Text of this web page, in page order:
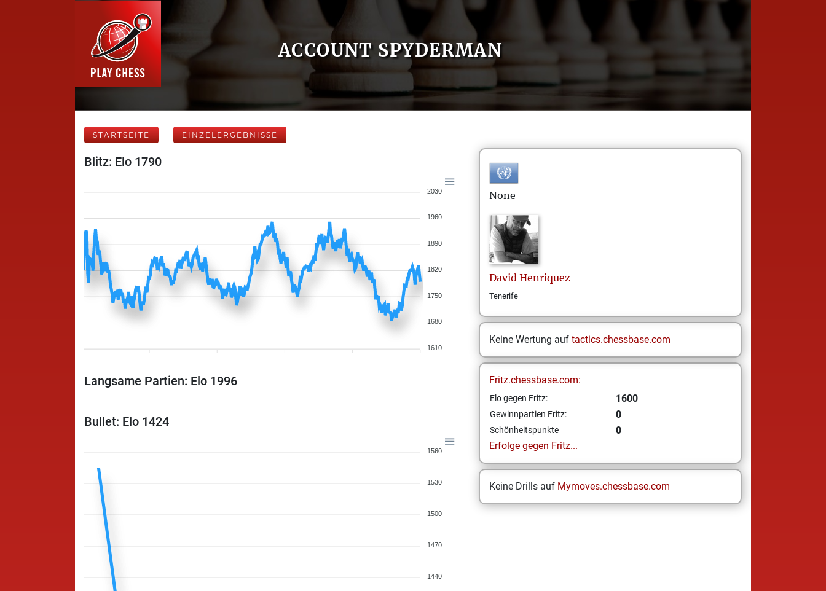
ACCOUNT SPYDERMAN
STARTSEITE EINZELERGEBNISSE
Blitz: Elo 1790
2030
1960
1890
1820
1750
1680
1610
Langsame Partien: Elo 1996
Bullet: Elo 1424
1560
1530
1500
1470
1440
None
David Henriquez
Tenerife
Keine Wertung auf tactics.chessbase.com
Fritz.chessbase.com:
Elo gegen Fritz: 1600
Gewinnpartien Fritz: 0
Schönheitspunkte
0
Erfolge gegen Fritz...
Keine Drills auf Mymoves.chessbase.com